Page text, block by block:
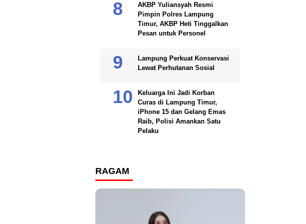
AKBP Yuliansyah Resmi
Pimpin Polres Lampung
Timur, AKBP Heti Tinggalkan
Pesan untuk Personel
Lampung Perkuat Konservasi
Lewat Perhutanan Sosial
Keluarga Ini Jadi Korban
Curas di Lampung Timur,
iPhone 15 dan Gelang Emas
Raib, Polisi Amankan Satu
Pelaku
RAGAM